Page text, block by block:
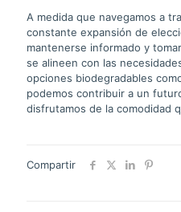
A medida que navegamos a
constante expansión de
mantenerse informado y
se alineen con las
opciones biodegradables
podemos contribuir a un
disfrutamos de la comodidad
Compartir